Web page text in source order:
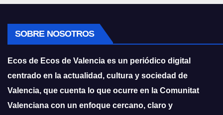
SOBRE NOSOTROS
Ecos de Ecos de Valencia es un periódico digital
centrado en la actualidad, cultura y sociedad de
Valencia, que cuenta lo que ocurre en la Comunitat
Valenciana con un enfoque cercano, claro y